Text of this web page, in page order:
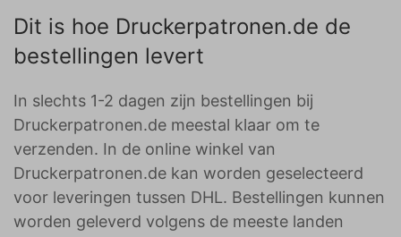
Dit is hoe Druckerpatronen.de de
bestellingen levert
In slechts 1-2 dagen zijn bestellingen bij
Druckerpatronen.de meestal klaar om te
verzenden. In de online winkel van
Druckerpatronen.de kan worden geselecteerd
voor leveringen tussen DHL. Bestellingen kunnen
worden geleverd volgens de meeste landen